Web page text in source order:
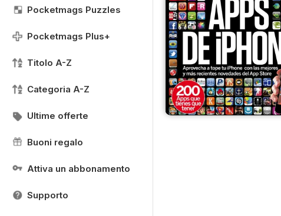
Pocketmags Puzzles
Pocketmags Plus+
Titolo A-Z
Categoria A-Z
Ultime offerte
Buoni regalo
Attiva un abbonamento
Supporto